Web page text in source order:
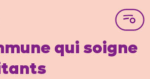
qui soigne